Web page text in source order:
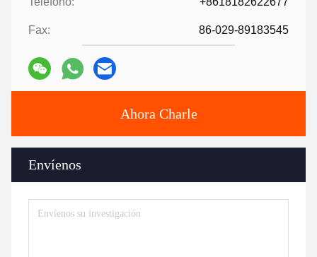
Fax: 86-029-89183545
Ahora Charle
Envíenos